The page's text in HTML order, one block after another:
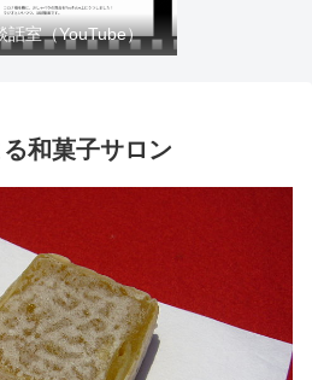
話室（YouTube）
和菓子サロン